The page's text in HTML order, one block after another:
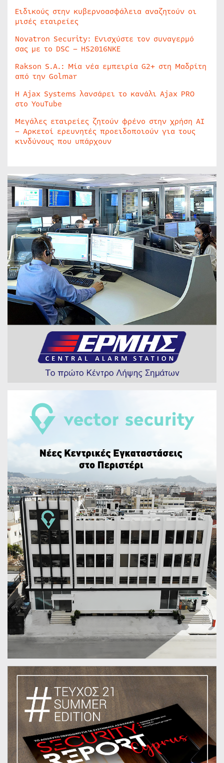
Ειδικούς στην κυβερνοασφάλεια αναζητούν οι
μισές εταιρείες
Novatron Security: Ενισχύστε τον συναγερμό
σας με το DSC – HS2016NKE
Rakson S.A.: Μία νέα εμπειρία G2+ στη Μαδρίτη
από την Golmar
Η Ajax Systems λανσάρει το κανάλι Ajax PRO
στο YouTube
Μεγάλες εταιρείες ζητούν φρένο στην χρήση AI
– Αρκετοί ερευνητές προειδοποιούν για τους
κινδύνους που υπάρχουν